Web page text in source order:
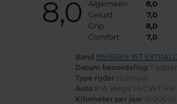
8,0 Algemeen
8,0
Geluid
7,0
Grip
8,0
Comfort
7,0
Band 195/65R15 95T
Datum beoordeling 7
Type rijder Normaal
Auto KIA Venga 1.6 CVVT
Kilometer per jaar 10.000